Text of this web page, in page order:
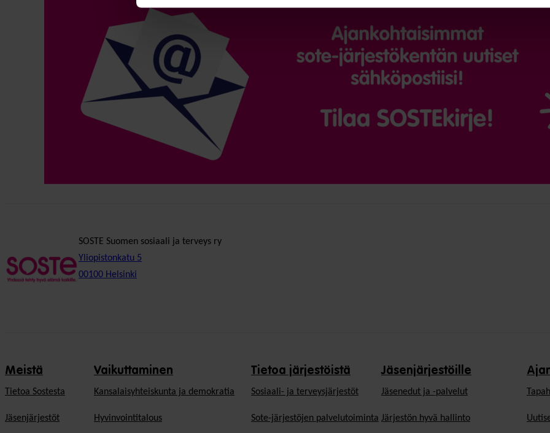
SOSTE Suomen sosiaali ja terveys ry
Yliopistonkatu 5
00100 Helsinki
Meistä
Tietoa Sostesta
Jäsenjärjestöt
Vaikuttaminen
Kansalaisyhteiskunta ja demokratia
Hyvinvointitalous
Tietoa järjestöistä
Sosiaali- ja terveysjärjestöt
Sote-järjestöjen palvelutoiminta
Jäsenjärjestöille
Jäsen­edut ja -palvelut
Järjestön hyvä hallinto